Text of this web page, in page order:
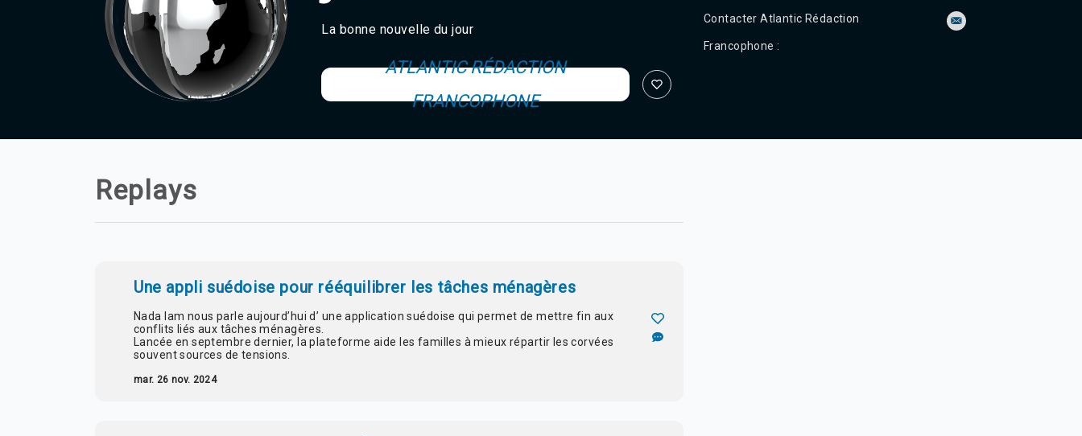
Tanger 103.3 Hz
Tétouan 87.8 Hz
La bonne nouvelle du jour
ATLANTIC RÉDACTION
FRANCOPHONE
Contacter Atlantic Rédaction
Francophone :
Replays
Une appli suédoise pour rééquilibrer les tâches ménagères
Nada lam nous parle aujourd’hui d’ une application suédoise qui permet de mettre fin aux
conflits liés aux tâches ménagères.
Lancée en septembre dernier, la plateforme aide les familles à mieux répartir les corvées
souvent sources de tensions.
mar. 26 nov. 2024